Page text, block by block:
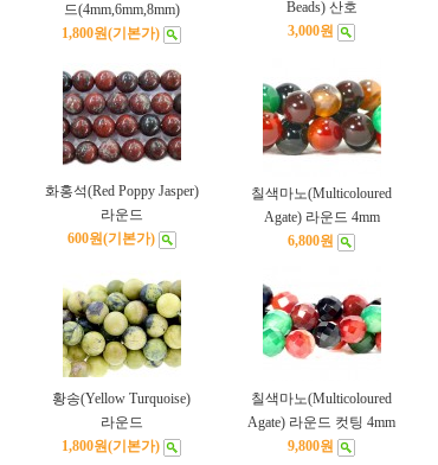
드(4mm,6mm,8mm)
1,800원(기본가)
Beads) 산호
3,000원
화홍석(Red Poppy Jasper)
라운드
600원(기본가)
칠색마노(Multicoloured
Agate) 라운드 4mm
6,800원
황송(Yellow Turquoise)
라운드
1,800원(기본가)
칠색마노(Multicoloured
Agate) 라운드 컷팅 4mm
9,800원